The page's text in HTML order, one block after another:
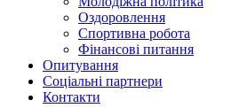
Оздоровлення
Спортивна робота
Фінансові питання
Опитування
Соціальні партнери
Контакти